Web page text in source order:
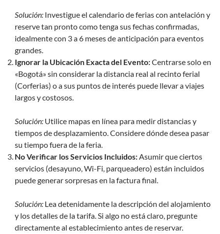
Solución: Investigue el calendario de ferias con antelación y
reserve tan pronto como tenga sus fechas confirmadas,
idealmente con 3 a 6 meses de anticipación para eventos
grandes.
Ignorar la Ubicación Exacta del Evento:Centrarse solo en
«Bogotá» sin considerar la distancia real al recinto ferial
(Corferias) o a sus puntos de interés puede llevar a viajes
largos y costosos.
Solución: Utilice mapas en línea para medir distancias y
tiempos de desplazamiento. Considere dónde desea pasar
su tiempo fuera de la feria.
No Verificar los Servicios Incluidos:Asumir que ciertos
servicios (desayuno, Wi-Fi, parqueadero) están incluidos
puede generar sorpresas en la factura final.
Solución: Lea detenidamente la descripción del alojamiento
y los detalles de la tarifa. Si algo no está claro, pregunte
directamente al establecimiento antes de reservar.